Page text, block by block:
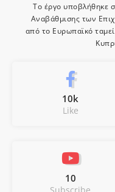
Το έργο υποβλήθηκε
Αναβάθμισης των
από το Ευρωπαϊκό
10k
Like
10
Subscribe